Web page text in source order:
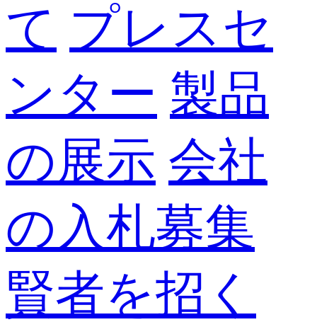
て プレスセ
ンター 製品
の展示 会社
の入札募集
賢者を招く